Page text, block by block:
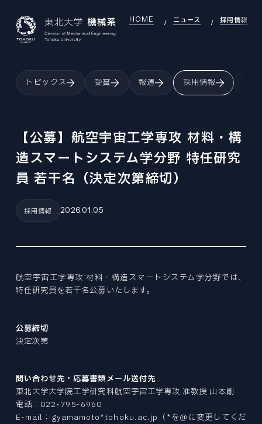
JAPANESE
TOP
INTRODUCTION 機械系について
INTRODUCTION INDEX
機械系について
組織・沿革
SEARCH 研究室を探す
SEARCH INDEX
LABORATORY
機械機能創成専攻
ロボティクス専攻
航空宇宙工学専攻
環境科学研究科
医工学研究科
教員
DEI
DEI INDEX
DEI推進
GLOBAL
STUDENT SUPPORTS
学生サポート
EDUCATION
EDUCATION INDEX
CURRICULUM
カリキュラム
オープンキャンパス・見学
EXAMINATION大学院入試
EXAMINATION INDEX
大学院入試
NEWSニュース
TOPICS
トピックス
PRIZE
受賞
REPORT
報道
ABOUT SITE
HOME ニュース 採用情報
トピックス 受賞 報道 採用情報
【公募】航空宇宙工学専攻 材料・構
造スマートシステム学分野 特任研究
員 若干名（決定次第締切）
採用情報 2026.01.05
航空宇宙工学専攻 材料・構造スマートシステム学分野では、
特任研究員を若干名公募いたします。
公募締切
決定次第
問い合わせ先・応募書類メール送付先
東北大学大学院工学研究科航空宇宙工学専攻 准教授 山本剛
電話：022-795-6960
E-mail：gyamamoto*tohoku.ac.jp（*を@に変更してくだ